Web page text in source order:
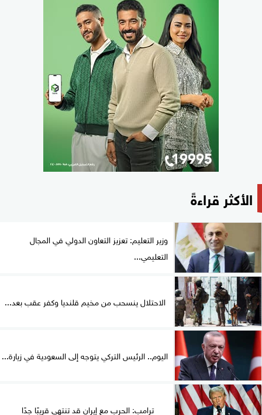
الأكثر قراءةً
وزير التعليم: تعزيز التعاون الدولي في المجال
التعليمي...
الاحتلال ينسحب من مخيم قلنديا وكفر عقب بعد...
اليوم.. الرئيس التركي يتوجه إلى السعودية في زيارة...
ترامب: الحرب مع إيران قد تنتهي قريبًا جدًا